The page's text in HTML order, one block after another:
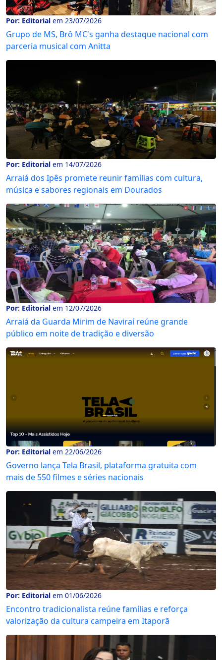
Por: Editorial em 23/07/2026
Grupo de MS, Brô MC's ganha destaque nacional com
parceria musical com Anitta
Por: Editorial em 14/07/2026
Arraiá dos Ipês promete reunir famílias com cultura,
música e sabores regionais em Dourados
Por: Editorial em 12/07/2026
Arraiá da Guarda Mirim de Naviraí reúne grande
público em noite de tradição e diversão
Por: Editorial em 22/06/2026
Governo lança Tela Brasil, plataforma gratuita com
mais de 550 filmes e séries nacionais
Por: Editorial em 01/06/2026
Encontro tradicionalista reúne famílias e reforça
valorização da cultura campeira em Itaporã